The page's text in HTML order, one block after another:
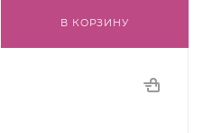
В КОРЗИНУ